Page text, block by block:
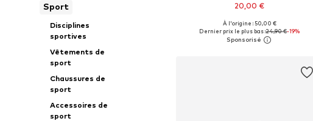
Sport
Disciplines
sportives
Vêtements de
sport
Chaussures de
sport
Accessoires de
sport
20,00 €
Tailles disponibles: XS, S, M, L, XL
Ajouter au panier
À l'origine : 50,00 €
Dernier prix le plus bas :24,90 €-19%